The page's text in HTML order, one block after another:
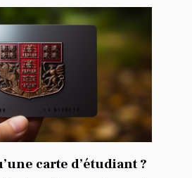
carte d’étudiant ?